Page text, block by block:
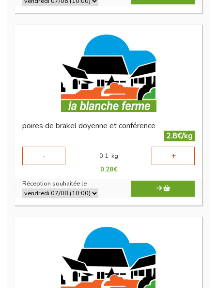
poires de brakel doyenne et conférence
2.8€/kg
-
0.1 kg +
0.28€
Réception souhaitée le